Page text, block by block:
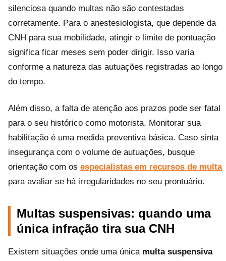
silenciosa quando multas não são contestadas
corretamente. Para o anestesiologista, que depende da
CNH para sua mobilidade, atingir o limite de pontuação
significa ficar meses sem poder dirigir. Isso varia
conforme a natureza das autuações registradas ao longo
do tempo.
Além disso, a falta de atenção aos prazos pode ser fatal
para o seu histórico como motorista. Monitorar sua
habilitação é uma medida preventiva básica. Caso sinta
insegurança com o volume de autuações, busque
orientação com os especialistas em recursos de multa
para avaliar se há irregularidades no seu prontuário.
Multas suspensivas: quando uma
única infração tira sua CNH
Existem situações onde uma única multa suspensiva